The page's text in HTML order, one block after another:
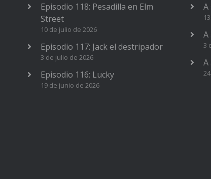
Episodio 118: Pesadilla en Elm
Street
10 de julio de 2026
Episodio 117: Jack el destripador
3 de julio de 2026
Episodio 116: Lucky
19 de junio de 2026
A
A
3
A